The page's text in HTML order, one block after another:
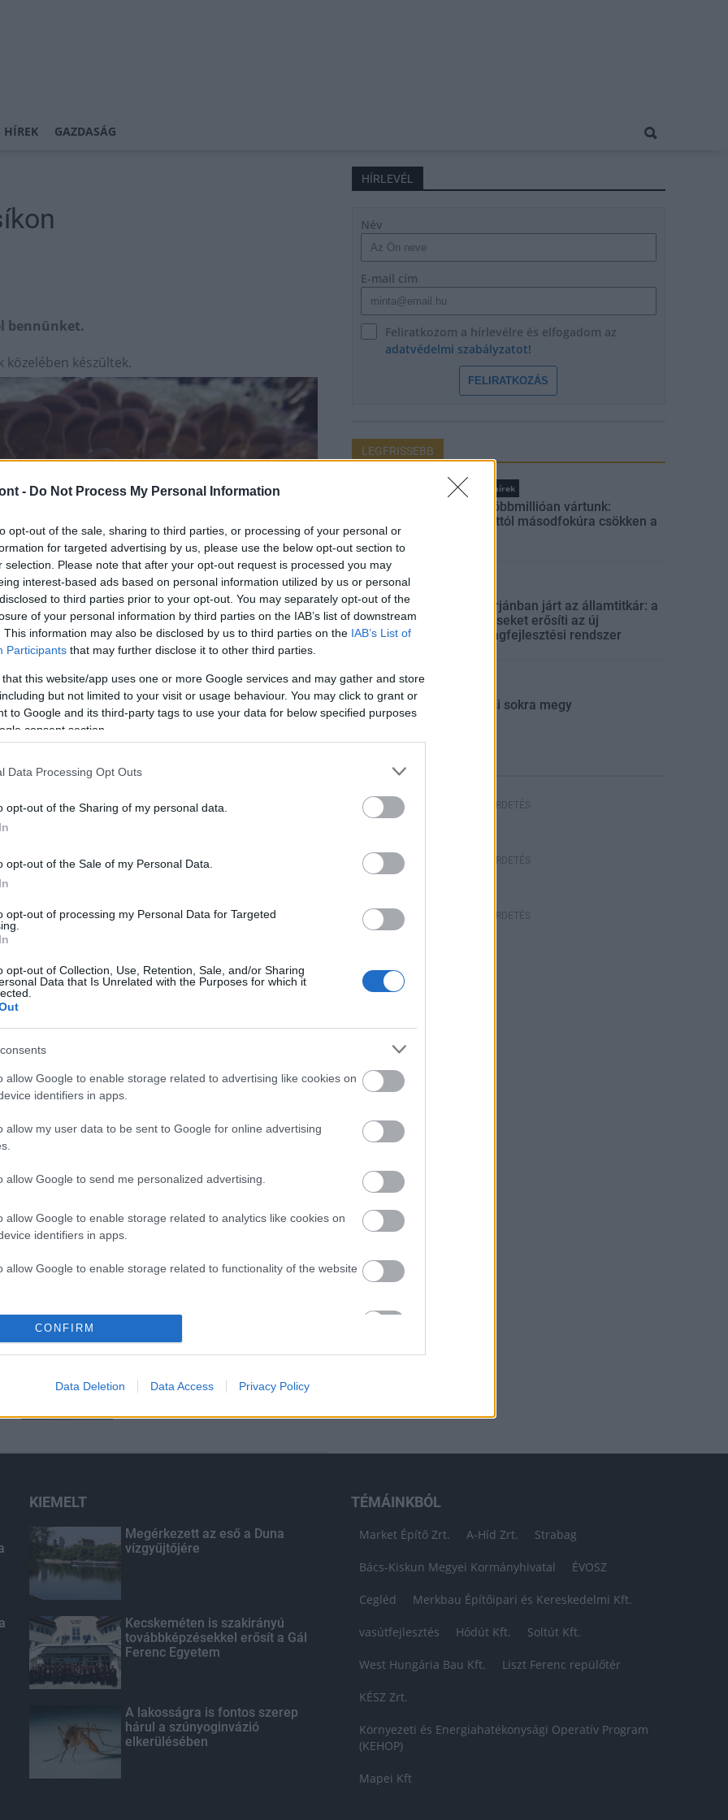
- Do Not Process My Personal Information
opt-out of the sale, sharing to third parties, or processing of your personal or
for targeted advertising by us, please use the below opt-out section to
selection. Please note that after your opt-out request is processed you may
interest-based ads based on personal information utilized by us or personal
to third parties prior to your opt-out. You may separately opt-out of the
of your personal information by third parties on the IAB’s list of downstream
This information may also be disclosed by us to third parties on the IAB’s List of
Participants that may further disclose it to other third parties.
that this website/app uses one or more Google services and may gather and store
but not limited to your visit or usage behaviour. You may click to grant or
to Google and its third-party tags to use your data for below specified purposes
consent section.
Data Processing Opt Outs
opt-out of the Sharing of my personal data.
opt-out of the Sale of my Personal Data.
opt-out of processing my Personal Data for Targeted
opt-out of Collection, Use, Retention, Sale, and/or Sharing
Data that Is Unrelated with the Purposes for which it
allow Google to enable storage related to advertising like cookies on
identifiers in apps.
allow my user data to be sent to Google for online advertising
allow Google to send me personalized advertising.
allow Google to enable storage related to analytics like cookies on
identifiers in apps.
allow Google to enable storage related to functionality of the website
allow Google to enable storage related to personalization.
allow Google to enable storage related to security, including
CONFIRM
Data Deletion Data Access Privacy Policy
HÍREK GAZDASÁG
bennünket.
készültek.
a Medves-fennsíkon
Történelmi táj, amelynek minden
köve mesél – megújul a tatai
M1 bővítés: már zajlik a teljesen új
Bicske Kelet csomópont építése
Új gyalogosátkelők és jelzőlámpás
csomópont épül Angyalföldön
Másfélszeresére bővítik
református iskoláját
HÍRLEVÉL
Név
E-mail cím
Feliratkozom a hírlevélre és elfogadom az
adatvédelmi szabályzatot!
FELIRATKOZÁS
LEGFRISSEBB
Országos hírek
Amire többmillióan vártunk:
szombattól másodfokúra csökken a
Salgótarjánban járt az államtitkár: a
településeket erősíti az új
gazdaságfejlesztési rendszer
Sok kicsi sokra megy
HIRDETÉS
HIRDETÉS
HIRDETÉS
KIEMELT
Megérkezett az eső a Duna
vízgyűjtőjére
Kecskeméten is szakirányú
továbbképzésekkel erősít a Gál
Ferenc Egyetem
A lakosságra is fontos szerep
hárul a szúnyoginvázió
elkerülésében
TÉMÁINKBÓL
Market Építő Zrt. A-Híd Zrt. Strabag
Bács-Kiskun Megyei Kormányhivatal ÉVOSZ
Cegléd Merkbau Építőipari és Kereskedelmi Kft.
vasútfejlesztés Hódút Kft. Soltút Kft.
West Hungária Bau Kft. Liszt Ferenc repülőtér
KÉSZ Zrt.
Környezeti és Energiahatékonysági Operatív Program
(KEHOP)
Mapei Kft